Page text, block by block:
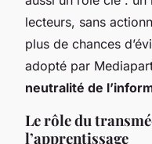
lecteurs, sans
plus de chances
adopté par
neutralité de
Le rôle du
l’apprentissage